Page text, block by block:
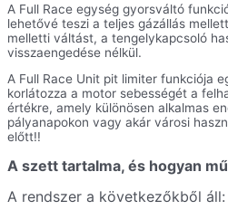
A Full Race egység gyorsváltó
lehetővé teszi a teljes gázállás
melletti váltást, a tengelykapcsoló
visszaengedése nélkül.
A Full Race Unit pit limiter funkciója
korlátozza a motor sebességét a
értékre, amely különösen alkalmas
pályanapokon vagy akár városi
előtt!!
A szett tartalma, és hogyan
A rendszer a következőkből áll: